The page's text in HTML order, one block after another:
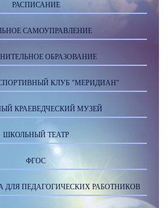
РАСПИСАНИЕ
САМОУПРАВЛЕНИЕ
ОБРАЗОВАНИЕ
КЛУБ "МЕРИДИАН"
КРАЕВЕДЧЕСКИЙ МУЗЕЙ
ШКОЛЬНЫЙ ТЕАТР
ФГОС
ДЛЯ ПЕДАГОГИЧЕСКИХ РАБОТНИКОВ